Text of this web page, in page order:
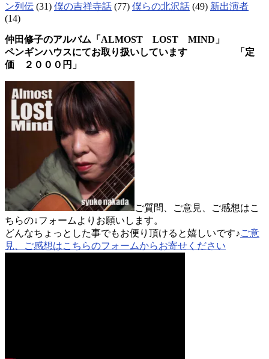
ン列伝 (31) 僕の吉祥寺話 (77) 僕らの北沢話 (49) 新出演者
(14)
仲田修子のアルバム「ALMOST LOST MIND」
ペンギンハウスにてお取り扱いしています 「定
価 ２０００円」
ご質問、ご意見、ご感想はこ
ちらの↓フォームよりお願いします。
どんなちょっとした事でもお便り頂けると嬉しいです♪ご意
見、ご感想はこちらのフォームからお寄せください